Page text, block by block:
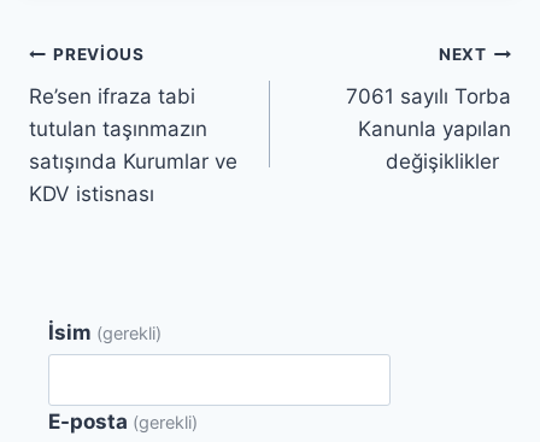
Yazı
gezinmesi
PREVIOUS
Re’sen ifraza tabi
tutulan taşınmazın
satışında Kurumlar ve
KDV istisnası
NEXT
7061 sayılı Torba
Kanunla yapılan
değişiklikler
İsim (gerekli)
E-posta (gerekli)